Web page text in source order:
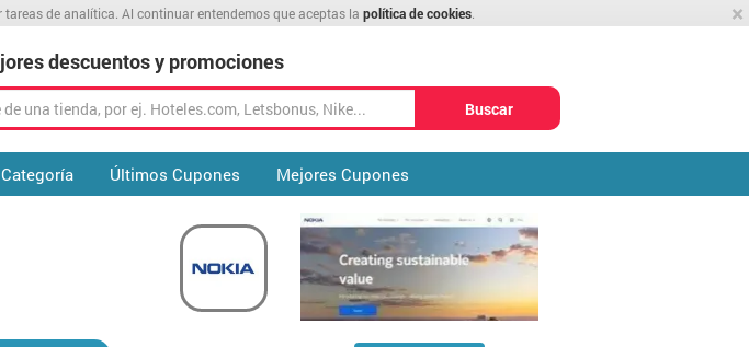
×
de analítica. Al continuar entendemos que aceptas la política de cookies
descuentos y promociones
Buscar
Últimos Cupones Mejores Cupones